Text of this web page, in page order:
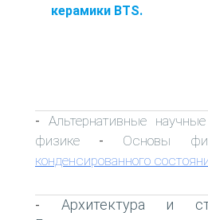
керамики BTS.
- Альтернативные
физике - Основы
конденсированного
- Архитектура и